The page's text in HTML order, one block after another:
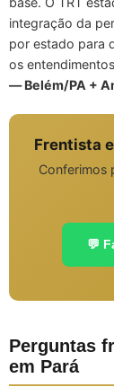
integração da
por estado para
os
— Belém/PA +
Frentista
Conferimos
💬
Perguntas
em Pará